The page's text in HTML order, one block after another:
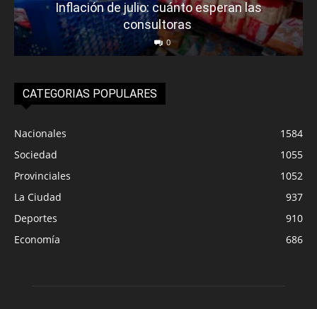
Inflación de julio: cuánto esperan las
consultoras
0
CATEGORIAS POPULARES
Nacionales
1584
Sociedad
1055
Provinciales
1052
La Ciudad
937
Deportes
910
Economía
686